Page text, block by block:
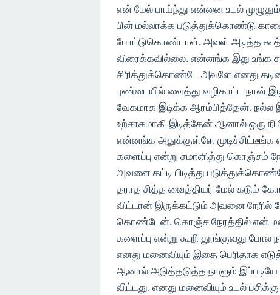
என் மேல் பாய்ந்து என்னை உடல் முழுதும்
பின் மல்லாக்க படுத்துக்கொண்டு
போட்டுகொண்டாள். அவள் அடித்த
விரைக்கவில்லை. என்னங்க இது உங்க
சிரித்துக்கொண்டே அவளே எனது
புண்டையில் வைத்து வழிகாட்ட நான்
வேகமாக இடிக்க ஆரம்பித்தேன். நல்ல
உற்சாகமாகி இடித்தேன் ஆனால் ஒரு
என்னங்க அதுக்குள்ளே
களைப்பு என்று சமாளித்து கொஞ்சம்
அவளை கட்டி பிடித்து
தராத சித்த வைத்தியர் மேல் கடும்
விட்டான் இருக்கட்டும் அவனை
கொண்டேன். கொஞ்ச நேரத்தில் என்
களைப்பு என்று கூறி தூங்குவது
எனது மனைவியும் இதை பெரிதாக
ஆனால் அடுத்தடுத்த நாளும் இப்படியே
விட்டது. எனது மனைவியும் உடல்